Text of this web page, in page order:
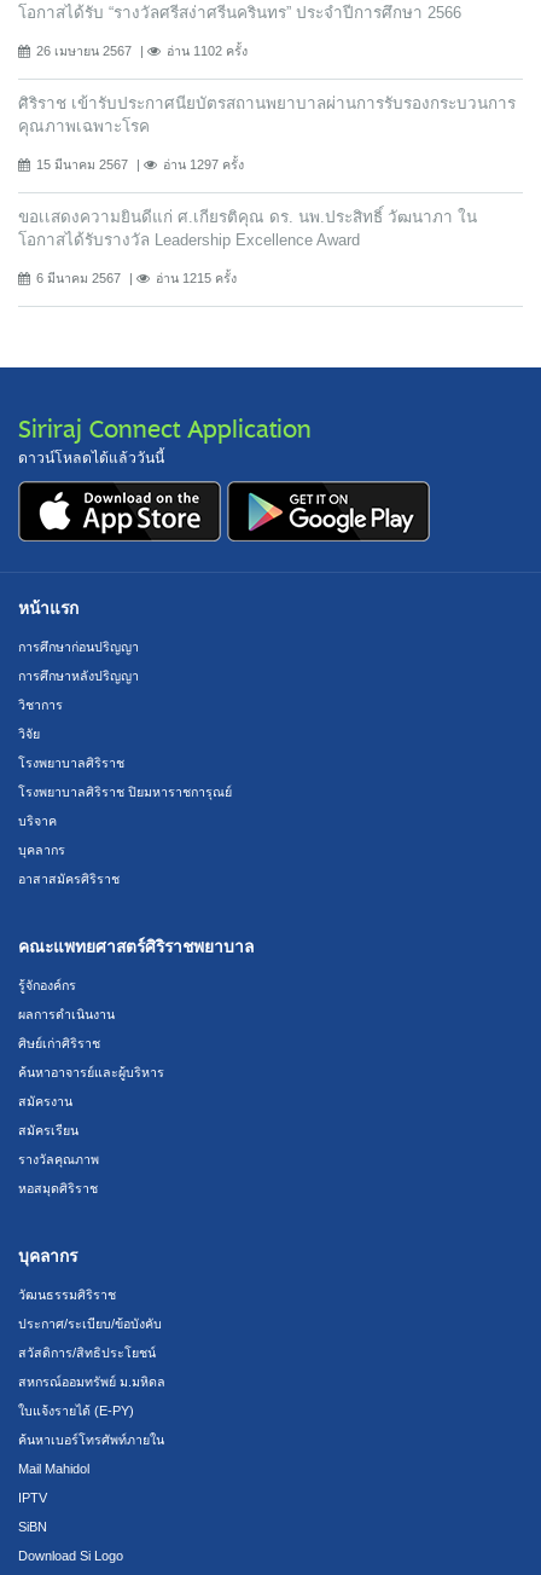
โอกาสได้รับ “รางวัลศรีสง่าศรีนครินทร” ประจำปีการศึกษา 2566
26 เมษายน 2567 อ่าน 1102 ครั้ง
ศิริราช เข้ารับประกาศนียบัตรสถานพยาบาลผ่านการรับรองกระบวนการ
คุณภาพเฉพาะโรค
15 มีนาคม 2567 อ่าน 1297 ครั้ง
ขอเเสดงความยินดีแก่ ศ.เกียรติคุณ ดร. นพ.ประสิทธิ์ วัฒนาภา ใน
โอกาสได้รับรางวัล Leadership Excellence Award
6 มีนาคม 2567 อ่าน 1215 ครั้ง
Siriraj Connect Application
ดาวน์โหลดได้แล้ววันนี้
หน้าแรก
การศึกษาก่อนปริญญา
การศึกษาหลังปริญญา
วิชาการ
วิจัย
โรงพยาบาลศิริราช
โรงพยาบาลศิริราช ปิยมหาราชการุณย์
บริจาค
บุคลากร
อาสาสมัครศิริราช
คณะแพทยศาสตร์ศิริราชพยาบาล
รู้จักองค์กร
ผลการดำเนินงาน
ศิษย์เก่าศิริราช
ค้นหาอาจารย์และผู้บริหาร
สมัครงาน
สมัครเรียน
รางวัลคุณภาพ
หอสมุดศิริราช
บุคลากร
วัฒนธรรมศิริราช
ประกาศ/ระเบียบ/ข้อบังคับ
สวัสดิการ/สิทธิประโยชน์
สหกรณ์ออมทรัพย์ ม.มหิดล
ใบแจ้งรายได้ (E-PY)
ค้นหาเบอร์โทรศัพท์ภายใน
Mail Mahidol
IPTV
SiBN
Download Si Logo